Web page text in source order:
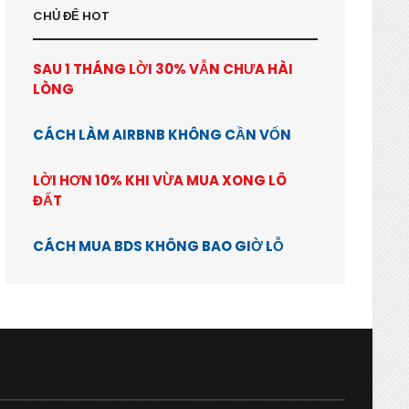
CHỦ ĐỂ HOT
SAU 1 THÁNG LỜI 30% VẪN CHƯA HÀI
LÒNG
CÁCH LÀM AIRBNB KHÔNG CẦN VỐN
LỜI HƠN 10% KHI VỪA MUA XONG LÔ
ĐẤT
CÁCH MUA BDS KHÔNG BAO GIỜ LỖ